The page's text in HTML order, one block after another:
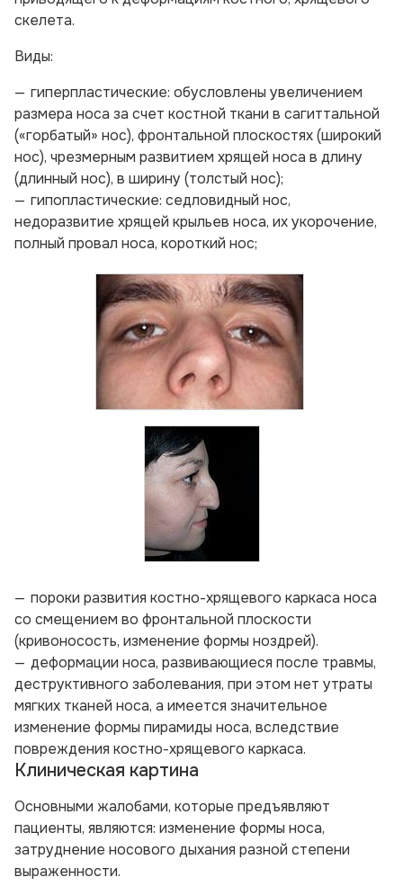
скелета.
Виды:
гиперпластические: обусловлены увеличением
размера носа за счет костной ткани в сагиттальной
(«горбатый» нос), фронтальной плоскостях (широкий
нос), чрезмерным развитием хрящей носа в длину
(длинный нос), в ширину (толстый нос);
гипопластические: седловидный нос,
недоразвитие хрящей крыльев носа, их укорочение,
полный провал носа, короткий нос;
пороки развития костно-хрящевого каркаса носа
со смещением во фронтальной плоскости
(кривоносость, изменение формы ноздрей).
деформации носа, развивающиеся после травмы,
деструктивного заболевания, при этом нет утраты
мягких тканей носа, а имеется значительное
изменение формы пирамиды носа, вследствие
повреждения костно-хрящевого каркаса.
Клиническая картина
Основными жалобами, которые предъявляют
пациенты, являются: изменение формы носа,
затруднение носового дыхания разной степени
выраженности.